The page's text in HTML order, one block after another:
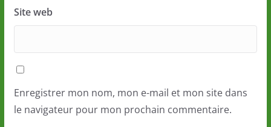
Site web
Enregistrer mon nom, mon e-mail et mon site dans
le navigateur pour mon prochain commentaire.